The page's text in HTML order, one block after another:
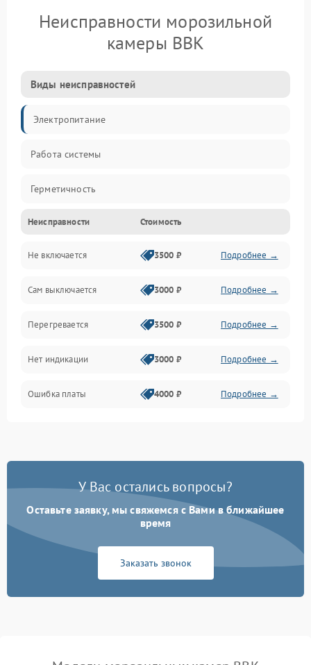
Неисправности морозильной
камеры BBK
Виды неисправностей
Электропитание
Работа системы
Герметичность
Механика
Неисправности Стоимость
Не включается 3500 ₽ Подробнее →
Сам выключается 3000 ₽ Подробнее →
Перегревается 3500 ₽ Подробнее →
Нет индикации 3000 ₽ Подробнее →
Ошибка платы 4000 ₽ Подробнее →
У Вас остались вопросы?
Оставьте заявку, мы свяжемся с Вами в ближайшее
время
Заказать звонок